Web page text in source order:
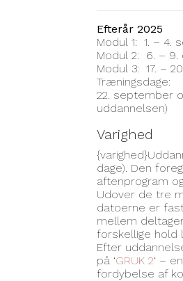
Efterår 2025
Modul 1: 1. – 4.
Modul 2: 6. –
Modul 3: 17. –
Træningsdage:
22. september
uddannelsen)
Varighed
dage). Den
aftenprogram
Udover de tre
datoerne er
mellem
forskellige hold
Efter
på ‘GRUK 2‘ –
fordybelse af